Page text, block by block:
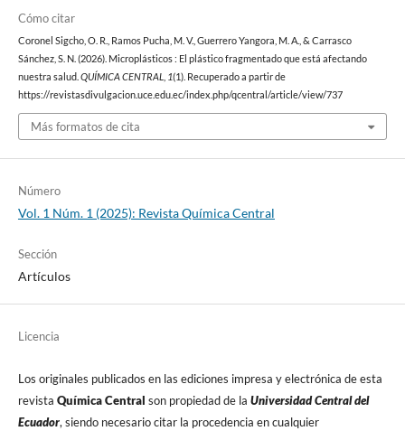
Cómo citar
Coronel Sigcho, O. R., Ramos Pucha, M. V., Guerrero Yangora, M. A., & Carrasco
Sánchez, S. N. (2026). Microplásticos : El plástico fragmentado que está afectando
nuestra salud. QUÍMICA CENTRAL 1(1). Recuperado a partir de
https://revistasdivulgacion.uce.edu.ec/index.php/qcentral/article/view/737
Más formatos de cita
Número
Vol. 1 Núm. 1 (2025): Revista Química Central
Sección
Artículos
Licencia
Los originales publicados en las ediciones impresa y electrónica de esta
revista Química Central son propiedad de la Universidad Central del
Ecuador, siendo necesario citar la procedencia en cualquier